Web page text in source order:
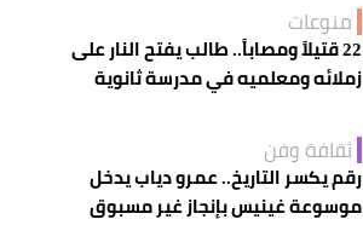
منوعات
22 قتيلاً ومصاباً.. طالب يفتح النار على
زملائه ومعلميه في مدرسة ثانوية
ثقافة وفن
رقم يكسر التاريخ.. عمرو دياب يدخل
موسوعة غينيس بإنجاز غير مسبوق